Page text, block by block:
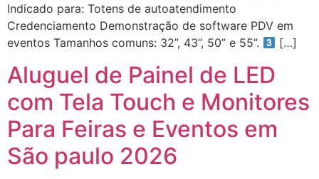
Indicado para: Totens de autoatendimento
Credenciamento Demonstração de software PDV em
eventos Tamanhos comuns: 32”, 43”, 50” e 55”.
[…]
Aluguel de Painel de LED
com Tela Touch e Monitores
Para Feiras e Eventos em
São paulo 2026